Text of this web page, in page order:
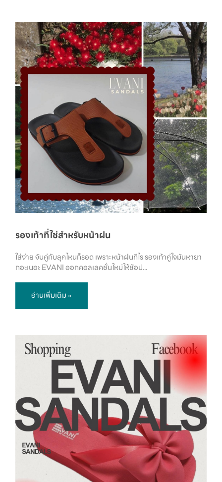
รองเท้าที่ใช่สำหรับหน้าฝน
ใส่ง่าย จับคู่กับลุคไหนก็รอด เพราะหน้าฝนทีไร รองเท้าคู่ใจมันหายา
กอะเนอะ EVANI ออกคอลเลคชั่นใหม่ให้ช้อป...
อ่านเพิ่มเติม »